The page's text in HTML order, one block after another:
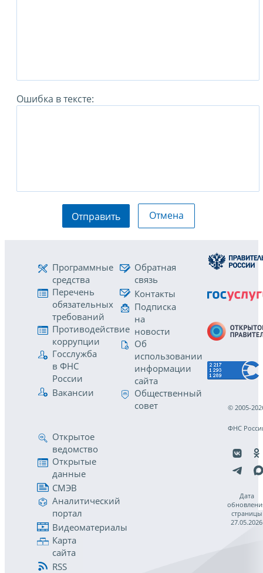
Ошибка в тексте:
Отправить Отмена
Программные
средства
Перечень
обязательных
требований
Противодействие
коррупции
Госслужба
в ФНС
России
Вакансии
Обратная
связь
Контакты
Подписка
на
новости
Об
использовании
информации
сайта
Общественный
совет
Открытое
ведомство
Открытые
данные
СМЭВ
Аналитический
портал
Видеоматериалы
Карта
сайта
RSS
© 2005-
ФНС
Дата
страницы
27.05.2026